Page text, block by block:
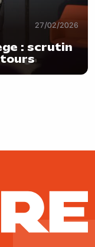
27/02/2026
: scrutin